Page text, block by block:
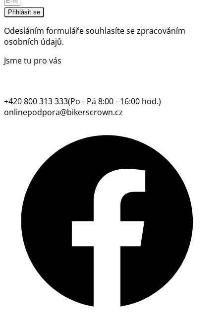
Přihlásit se
Odesláním formuláře souhlasíte sezpracováním
osobních údajů.
Jsme tu pro vás
+420 800 313 333(Po - Pá 8:00 - 16:00 hod.)
onlinepodpora@bikerscrown.cz